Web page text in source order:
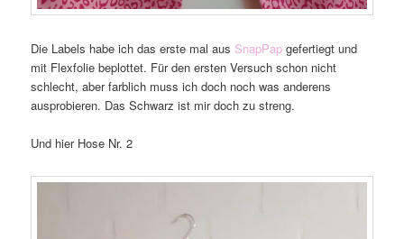
Die Labels habe ich das erste mal aus SnapPapgefertiegt und
mit Flexfolie beplottet. Für den ersten Versuch schon nicht
schlecht, aber farblich muss ich doch noch was anderens
ausprobieren. Das Schwarz ist mir doch zu streng.
Und hier Hose Nr. 2